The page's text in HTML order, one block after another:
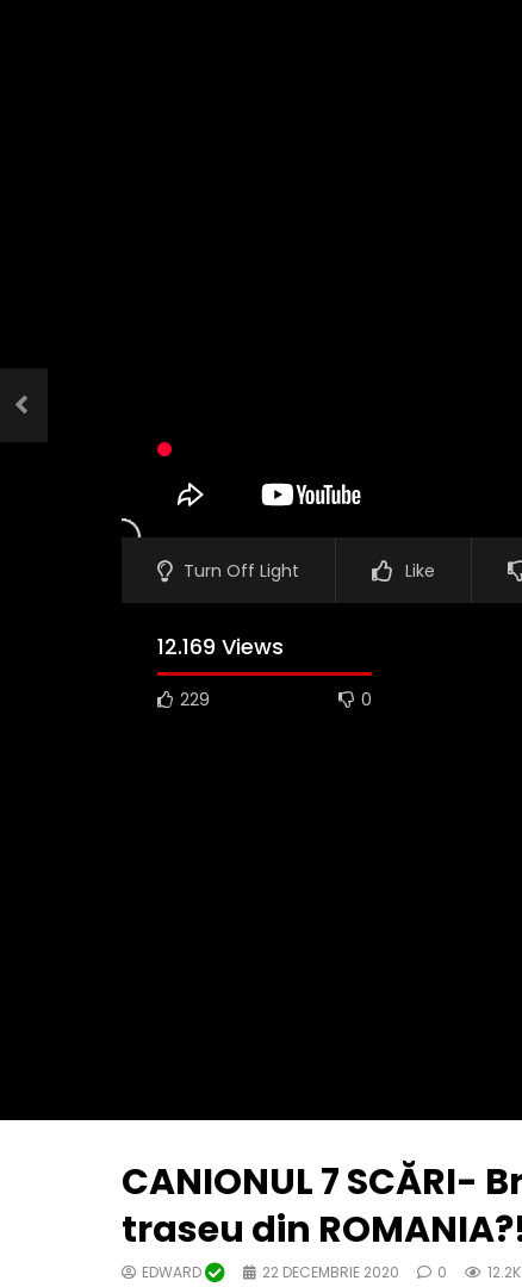
Turn Off Light Like
12.169 Views
229 0
CANIONUL 7 SCĂRI-
traseu din
EDWARD 22 DECEMBRIE 2020 0 12.2K